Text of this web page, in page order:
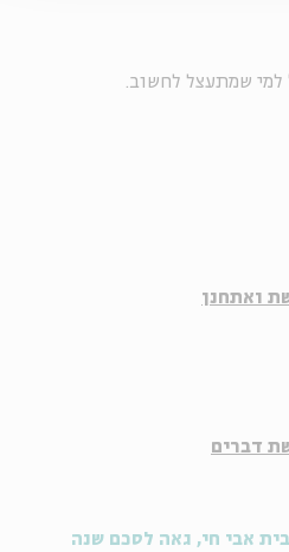
למי שמתעצל לחשוב.
ואתחנן
דברים
אבי חי, גאה לסכם שנה